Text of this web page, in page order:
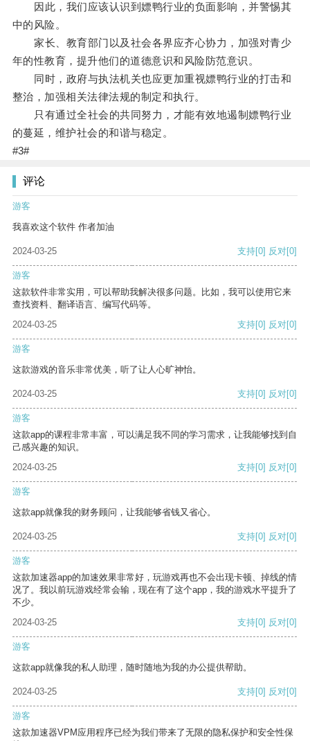
因此，我们应该认识到嫖鸭行业的负面影响，并警惕其
中的风险。
家长、教育部门以及社会各界应齐心协力，加强对青少
年的性教育，提升他们的道德意识和风险防范意识。
同时，政府与执法机关也应更加重视嫖鸭行业的打击和
整治，加强相关法律法规的制定和执行。
只有通过全社会的共同努力，才能有效地遏制嫖鸭行业
的蔓延，维护社会的和谐与稳定。
#3#
评论
游客
我喜欢这个软件 作者加油
2024-03-25 支持[0] 反对[0]
游客
这款软件非常实用，可以帮助我解决很多问题。比如，我可以使用它来
查找资料、翻译语言、编写代码等。
2024-03-25
支持[0] 反对[0]
游客
这款游戏的音乐非常优美，听了让人心旷神怡。
2024-03-25 支持[0] 反对[0]
游客
这款app的课程非常丰富，可以满足我不同的学习需求，让我能够找到自
己感兴趣的知识。
2024-03-25
支持[0] 反对[0]
游客
这款app就像我的财务顾问，让我能够省钱又省心。
2024-03-25 支持[0] 反对[0]
游客
这款加速器app的加速效果非常好，玩游戏再也不会出现卡顿、掉线的情
况了。我以前玩游戏经常会输，现在有了这个app，我的游戏水平提升了
不少。
2024-03-25
支持[0] 反对[0]
游客
这款app就像我的私人助理，随时随地为我的办公提供帮助。
2024-03-25 支持[0] 反对[0]
游客
这款加速器VPM应用程序已经为我们带来了无限的隐私保护和安全性保